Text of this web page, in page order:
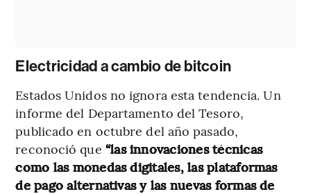
Electricidad a cambio de bitcoin
Estados Unidos no ignora esta tendencia. Un
informe del Departamento del Tesoro,
publicado en octubre del año pasado,
reconoció que “las innovaciones técnicas
como las monedas digitales, las plataformas
de pago alternativas y las nuevas formas de